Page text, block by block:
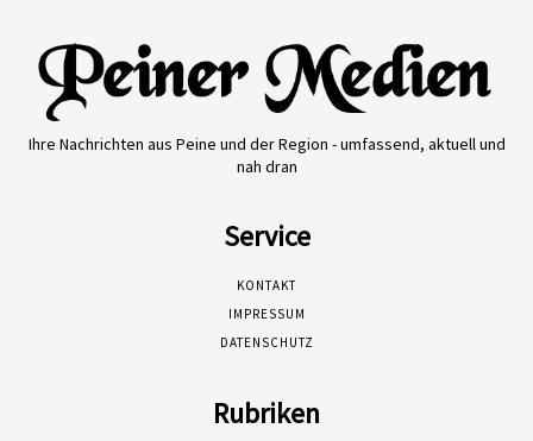
Ihre Nachrichten aus Peine und der Region - umfassend, aktuell und
nah dran
Service
KONTAKT
IMPRESSUM
DATENSCHUTZ
Rubriken